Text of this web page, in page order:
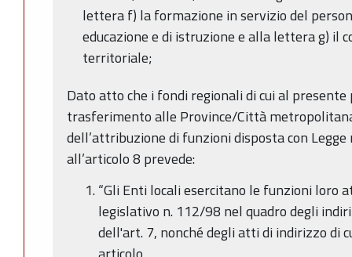
lettera f) la formazione in servizio del
educazione e di istruzione e alla lettera g) il
territoriale;
Dato atto che i fondi regionali di cui al
trasferimento alle Province/Città
dell’attribuzione di funzioni disposta con
all’articolo 8 prevede:
“Gli Enti locali esercitano le funzioni loro
legislativo n. 112/98 nel quadro degli
dell'art. 7, nonché degli atti di indirizzo di